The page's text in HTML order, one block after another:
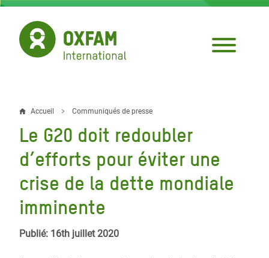
Aller
contenu
principal
Fil
d'Ariane
Accueil Communiqués de presse
Le G20 doit redoubler
d’efforts pour éviter une
crise de la dette mondiale
imminente
Publié: 16th juillet 2020